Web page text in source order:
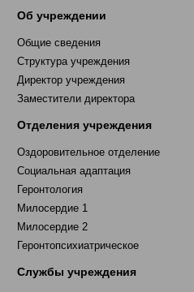
Об учреждении
Общие сведения
Структура учреждения
Директор учреждения
Заместители директора
Отделения учреждения
Оздоровительное отделение
Социальная адаптация
Геронтология
Милосердие 1
Милосердие 2
Геронтопсихиатрическое
Службы учреждения